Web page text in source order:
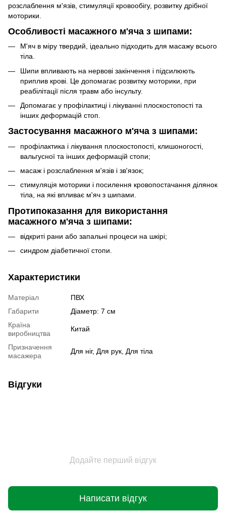
розслаблення м'язів, стимуляції кровообігу, розвитку дрібної
моторики.
Особливості масажного м'яча з шипами:
М'яч в міру твердий, ідеально підходить для масажу всього
тіла.
Шипи впливають на нервові закінчення і підсилюють
приплив крові. Це допомагає розвитку моторики, при
реабілітації після травм або інсульту.
Допомагає у профілактиці і лікуванні плоскостопості та
інших деформацій стоп.
Застосування масажного м'яча з шипами:
профілактика і лікування плоскостопості, клишоногості,
вальгусної та інших деформацій стопи;
масаж і розслаблення м'язів і зв'язок;
стимуляція моторики і посилення кровопостачання ділянок
тіла, на які впливає м'яч з шипами.
Протипоказання для використання
масажного м'яча з шипами:
відкриті рани або запальні процеси на шкірі;
синдром діабетичної стопи.
Характеристики
Матеріал
ПВХ
Габарити
Діаметр: 7 см
Країна
виробництва
Китай
Призначення
масажера
Для ніг, Для рук, Для тіла
Відгуки
Додайте перший відгук
Написати відгук